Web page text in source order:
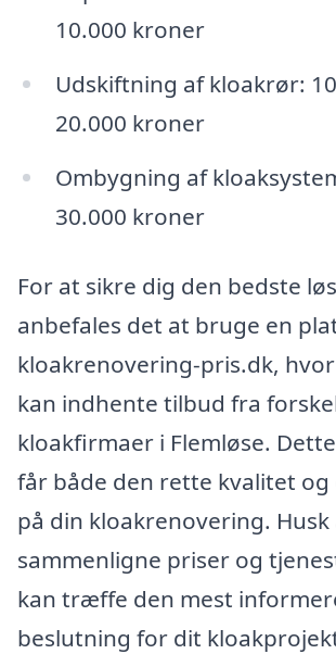
10.000 kroner
Udskiftning af kloakrør:
20.000 kroner
Ombygning af
30.000 kroner
For at sikre dig den bedste
anbefales det at bruge en
kloakrenovering-pris.dk,
kan indhente tilbud fra
kloakfirmaer i Flemløse.
får både den rette kvalitet og
på din kloakrenovering. Husk
sammenligne priser og
kan træffe den mest
beslutning for dit